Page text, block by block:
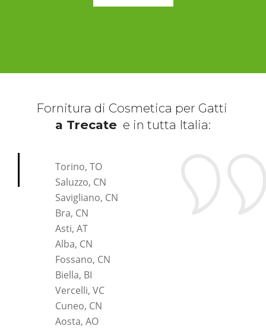
Fornitura di Cosmetica per Gatti
a Trecate e in tutta Italia:
Torino, TO
Saluzzo, CN
Savigliano, CN
Bra, CN
Asti, AT
Alba, CN
Fossano, CN
Biella, BI
Vercelli, VC
Cuneo, CN
Aosta, AO